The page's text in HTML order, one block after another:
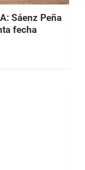
Sáenz Peña
fecha